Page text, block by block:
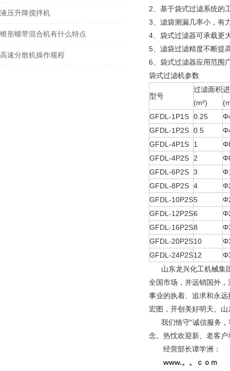
液压升降搅拌机
锥形螺带混合机有什么特点
高速分散机操作规程
2、基于袋式过滤系统的
3、滤袋测漏几率小，有
4、袋式过滤器可承载更
5、滤袋过滤精度不断提
6、袋式过滤器应用范围
袋式过滤机参数
型号
过滤面积
(m²)
GFDL-1P1S 0.25
GFDL-1P2S 0.5
GFDL-4P1S
1
GFDL-4P2S
2
GFDL-6P2S 3
GFDL-8P2S 4
GFDL-10P2S5
GFDL-12P2S6
GFDL-16P2S8
GFDL-20P2S10
GFDL-24P2S12
山东龙兴化工机械集团
全国市场，并远销国外
事业的执着、追求和永
宏图，开创美好明天。 山
我们恪守“诚信服务，
念。热忱欢迎新、老客
经营部长谭学洲：
www.。。ｃｏｍ